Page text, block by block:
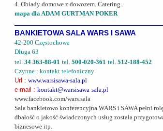
4. Obiady domowe z dowozem. Catering.
mapa dla ADAM GURTMAN POKER
BANKIETOWA SALA WARS I SAWA
42-200 Częstochowa
Długa 63
tel. 34 363-88-01 tel. 500-020-361 tel. 512-188-452
Czynne : kontakt telefoniczny
Url : www.warsisawa-sala.pl
e-mail : kontakt@warsisawa-sala.pl
www.facebook.com/wars.sala
Sala bankietowo konferencyjna WARS i SAWA pełni
dbałość o jakość świadczonych usług została
biznesowe itp.